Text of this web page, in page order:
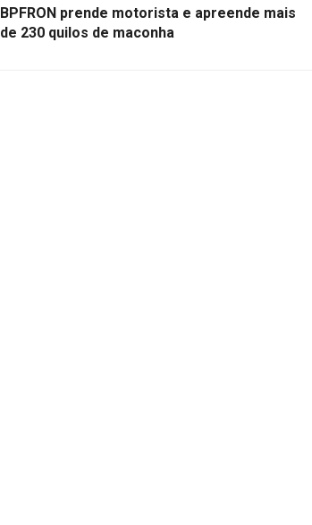
BPFRON prende motorista e apreende mais
de 230 quilos de maconha